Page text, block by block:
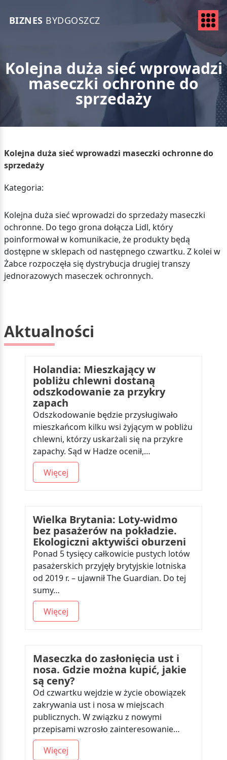
BIZNES BYDGOSZCZ
Kolejna duża sieć wprowadzi
maseczki ochronne do
sprzedaży
Kolejna duża sieć wprowadzi maseczki ochronne do
sprzedaży
Kategoria:
Kolejna duża sieć wprowadzi do sprzedaży maseczki
ochronne. Do tego grona dołącza Lidl, który
poinformował w komunikacie, że produkty będą
dostępne w sklepach od następnego czwartku. Z kolei w
Żabce rozpoczęła się dystrybucja drugiej transzy
jednorazowych maseczek ochronnych.
Aktualności
Holandia: Mieszkający w
pobliżu chlewni dostaną
odszkodowanie za przykry
zapach
Odszkodowanie będzie przysługiwało
mieszkańcom kilku wsi żyjącym w pobliżu
chlewni, którzy uskarżali się na przykre
zapachy. Sąd w Hadze ocenił,…
Więcej
Wielka Brytania: Loty-widmo
bez pasażerów na pokładzie.
Ekologiczni aktywiści oburzeni
Ponad 5 tysięcy całkowicie pustych lotów
pasażerskich przyjęły brytyjskie lotniska
od 2019 r. – ujawnił The Guardian. Do tej
sumy…
Więcej
Maseczka do zasłonięcia ust i
nosa. Gdzie można kupić, jakie
są ceny?
Od czwartku wejdzie w życie obowiązek
zakrywania ust i nosa w miejscach
publicznych. W związku z nowymi
przepisami wzrosło zainteresowanie…
Więcej